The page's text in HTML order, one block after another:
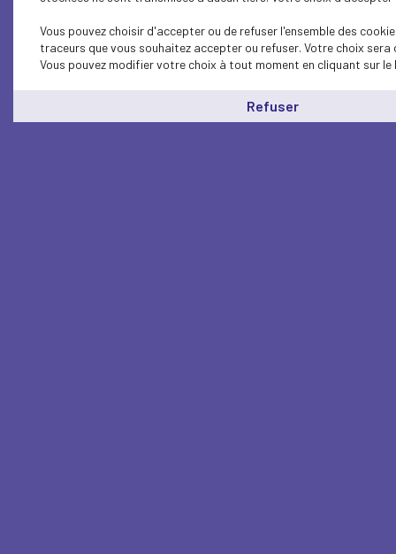
Vous pouvez choisir d'accepter ou de refuser l'ensemble des
traceurs que vous souhaitez accepter ou refuser. Votre choix
Vous pouvez modifier votre choix à tout moment en cliquant sur le
Refuser